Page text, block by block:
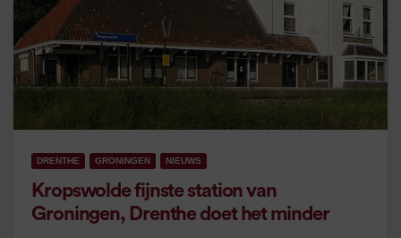
DRENTHE GRONINGEN NIEUWS
Kropswolde fijnste station van
Groningen, Drenthe doet het minder